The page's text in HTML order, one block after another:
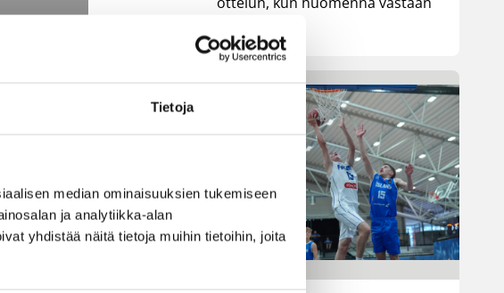
Tietoja
median ominaisuuksien tukemiseen
ja analytiikka-alan
yhdistää näitä tietoja muihin tietoihin, joita